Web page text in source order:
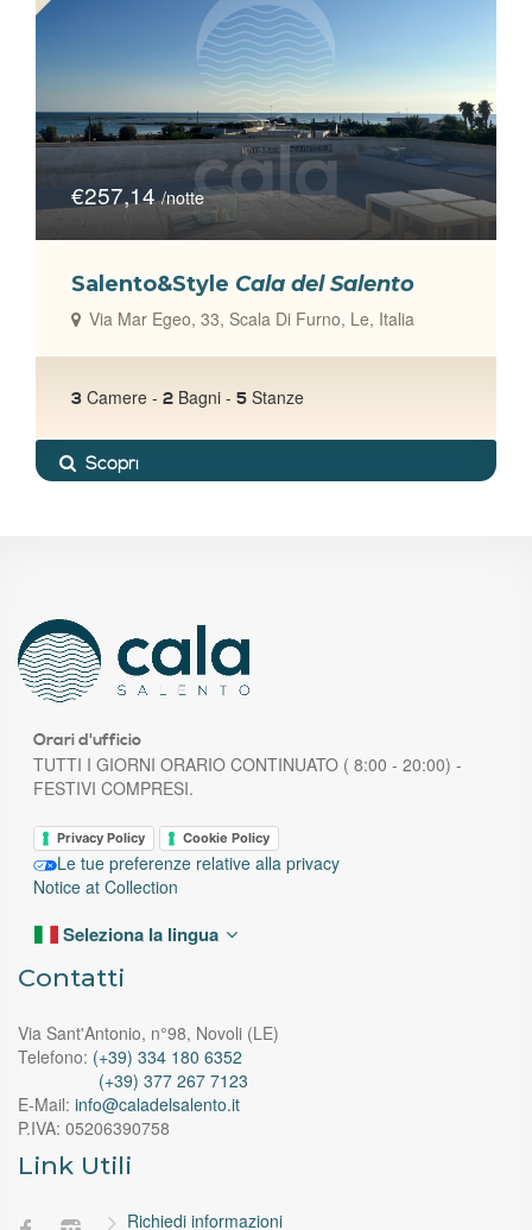
€257,14/notte
Salento&Style Cala del Salento
Via Mar Egeo, 33, Scala Di Furno, Le, Italia
3 Camere - 2 Bagni - 5 Stanze
Scopri
Orari d'ufficio
TUTTI I GIORNI ORARIO CONTINUATO ( 8:00 - 20:00) -
FESTIVI COMPRESI.
Privacy Policy Cookie Policy
Le tue preferenze relative alla privacy
Notice at Collection
Seleziona la lingua
Contatti
Via Sant'Antonio, n°98, Novoli (LE)
Telefono: (+39) 334 180 6352
(+39) 377 267 7123
E-Mail: info@caladelsalento.it
P.IVA: 05206390758
Link Utili
Richiedi informazioni